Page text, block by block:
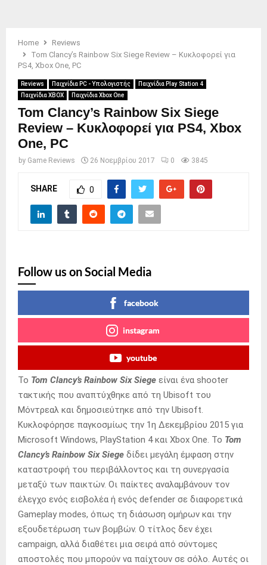
Home
Reviews
Tom Clancy’s Rainbow Six Siege Review – Κυκλοφορεί για
PS4, Xbox One, PC
Reviews Παιχνίδια PC - Υπολογιστής
Παιχνίδια Play Station 4
Παιχνίδια XBOX
Παιχνίδια Xbox One
Tom Clancy’s Rainbow Six Siege
Review – Κυκλοφορεί για PS4, Xbox
One, PC
by Game Reviews 26 Νοεμβρίου 2017 0 3845
SHARE 0
Follow us on Social Media
facebook
instagram
youtube
Το Tom Clancy’s Rainbow Six Siege είναι ένα shooter
τακτικής που αναπτύχθηκε από τη Ubisoft του
Μόντρεαλ και δημοσιεύτηκε από την Ubisoft.
Κυκλοφόρησε παγκοσμίως την 1η Δεκεμβρίου 2015 για
Microsoft Windows, PlayStation 4 και Xbox One. Το Tom
Clancy’s Rainbow Six Siege δίδει μεγάλη έμφαση στην
καταστροφή του περιβάλλοντος και τη συνεργασία
μεταξύ των παικτών. Οι παίκτες αναλαμβάνουν τον
έλεγχο ενός εισβολέα ή ενός defender σε διαφορετικά
Gameplay modes, όπως τη διάσωση ομήρων και την
εξουδετέρωση των βομβών. Ο τίτλος δεν έχει
campaign, αλλά διαθέτει μια σειρά από σύντομες
αποστολές που μπορούν να παίχτουν σε σόλο. Αυτές οι